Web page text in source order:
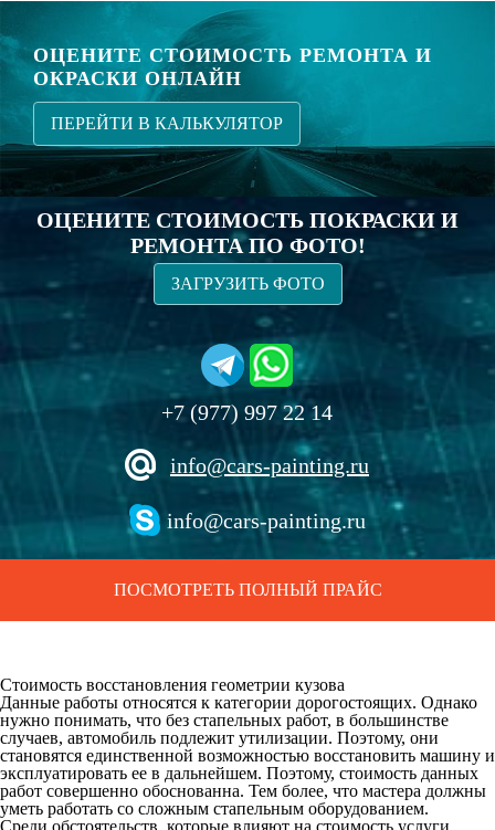
ОЦЕНИТЕ СТОИМОСТЬ РЕМОНТА И
ОКРАСКИ ОНЛАЙН
ПЕРЕЙТИ В КАЛЬКУЛЯТОР
ОЦЕНИТЕ СТОИМОСТЬ ПОКРАСКИ И
РЕМОНТА ПО ФОТО!
ЗАГРУЗИТЬ ФОТО
+7 (977) 997 22 14
info@cars-painting.ru
info@cars-painting.ru
ПОСМОТРЕТЬ ПОЛНЫЙ ПРАЙС
Стоимость восстановления геометрии кузова
Данные работы относятся к категории дорогостоящих. Однако
нужно понимать, что без стапельных работ, в большинстве
случаев, автомобиль подлежит утилизации. Поэтому, они
становятся единственной возможностью восстановить машину и
эксплуатировать ее в дальнейшем. Поэтому, стоимость данных
работ совершенно обоснованна. Тем более, что мастера должны
уметь работать со сложным стапельным оборудованием.
Среди обстоятельств, которые влияют на стоимость услуги,